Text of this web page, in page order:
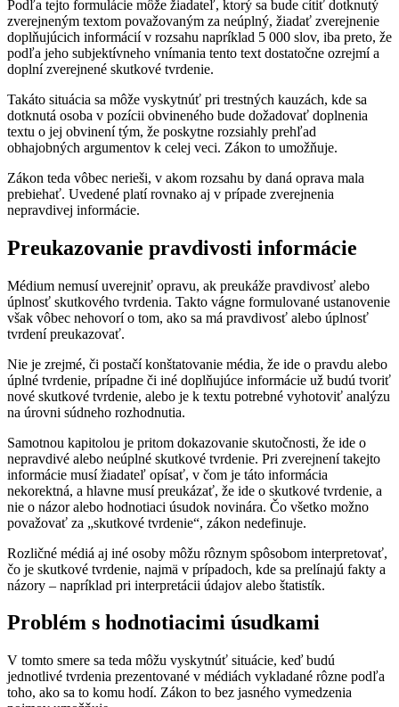
Podľa tejto formulácie môže žiadateľ, ktorý sa bude cítiť dotknutý
zverejneným textom považovaným za neúplný, žiadať zverejnenie
doplňujúcich informácií v rozsahu napríklad 5 000 slov, iba preto, že
podľa jeho subjektívneho vnímania tento text dostatočne ozrejmí a
doplní zverejnené skutkové tvrdenie.
Takáto situácia sa môže vyskytnúť pri trestných kauzách, kde sa
dotknutá osoba v pozícii obvineného bude dožadovať doplnenia
textu o jej obvinení tým, že poskytne rozsiahly prehľad
obhajobných argumentov k celej veci. Zákon to umožňuje.
Zákon teda vôbec nerieši, v akom rozsahu by daná oprava mala
prebiehať. Uvedené platí rovnako aj v prípade zverejnenia
nepravdivej informácie.
Preukazovanie pravdivosti informácie
Médium nemusí uverejniť opravu, ak preukáže pravdivosť alebo
úplnosť skutkového tvrdenia. Takto vágne formulované ustanovenie
však vôbec nehovorí o tom, ako sa má pravdivosť alebo úplnosť
tvrdení preukazovať.
Nie je zrejmé, či postačí konštatovanie média, že ide o pravdu alebo
úplné tvrdenie, prípadne či iné doplňujúce informácie už budú tvoriť
nové skutkové tvrdenie, alebo je k textu potrebné vyhotoviť analýzu
na úrovni súdneho rozhodnutia.
Samotnou kapitolou je pritom dokazovanie skutočnosti, že ide o
nepravdivé alebo neúplné skutkové tvrdenie. Pri zverejnení takejto
informácie musí žiadateľ opísať, v čom je táto informácia
nekorektná, a hlavne musí preukázať, že ide o skutkové tvrdenie, a
nie o názor alebo hodnotiaci úsudok novinára. Čo všetko možno
považovať za „skutkové tvrdenie“, zákon nedefinuje.
Rozličné médiá aj iné osoby môžu rôznym spôsobom interpretovať,
čo je skutkové tvrdenie, najmä v prípadoch, kde sa prelínajú fakty a
názory – napríklad pri interpretácii údajov alebo štatistík.
Problém s hodnotiacimi úsudkami
V tomto smere sa teda môžu vyskytnúť situácie, keď budú
jednotlivé tvrdenia prezentované v médiách vykladané rôzne podľa
toho, ako sa to komu hodí. Zákon to bez jasného vymedzenia